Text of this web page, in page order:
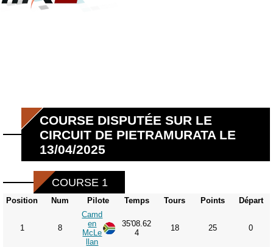
COURSE DISPUTÉE SUR LE
CIRCUIT DE PIETRAMURATA LE
13/04/2025
COURSE 1
Position Num Pilote Temps Tours Points Départ
1 8
Camd
en
McLe
llan
35'08.62
4
18 25 0